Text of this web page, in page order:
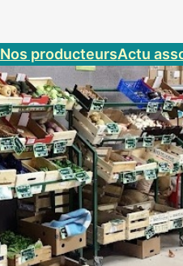
Nos producteursActu